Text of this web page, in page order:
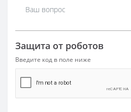
Защита от роботов
Введите код в поле ниже